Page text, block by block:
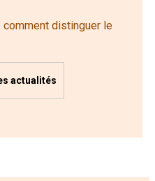
comment distinguer le
actualités